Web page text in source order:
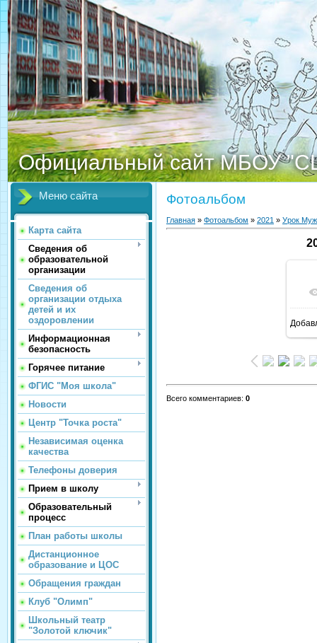
Официальный сайт МБОУ
Меню сайта
Карта сайта
Сведения об
образовательной
организации
Сведения об
организации отдыха
детей и их
оздоровлении
Информационная
безопасность
Горячее питание
ФГИС "Моя школа"
Новости
Центр "Точка роста"
Независимая оценка
качества
Телефоны доверия
Прием в школу
Образовательный
процесс
План работы школы
Дистанционное
образование и ЦОС
Обращения граждан
Клуб "Олимп"
Школьный театр
"Золотой ключик"
Фотоальбом
Главная » Фотоальбом » 2021 » Урок
Всего комментариев: 0